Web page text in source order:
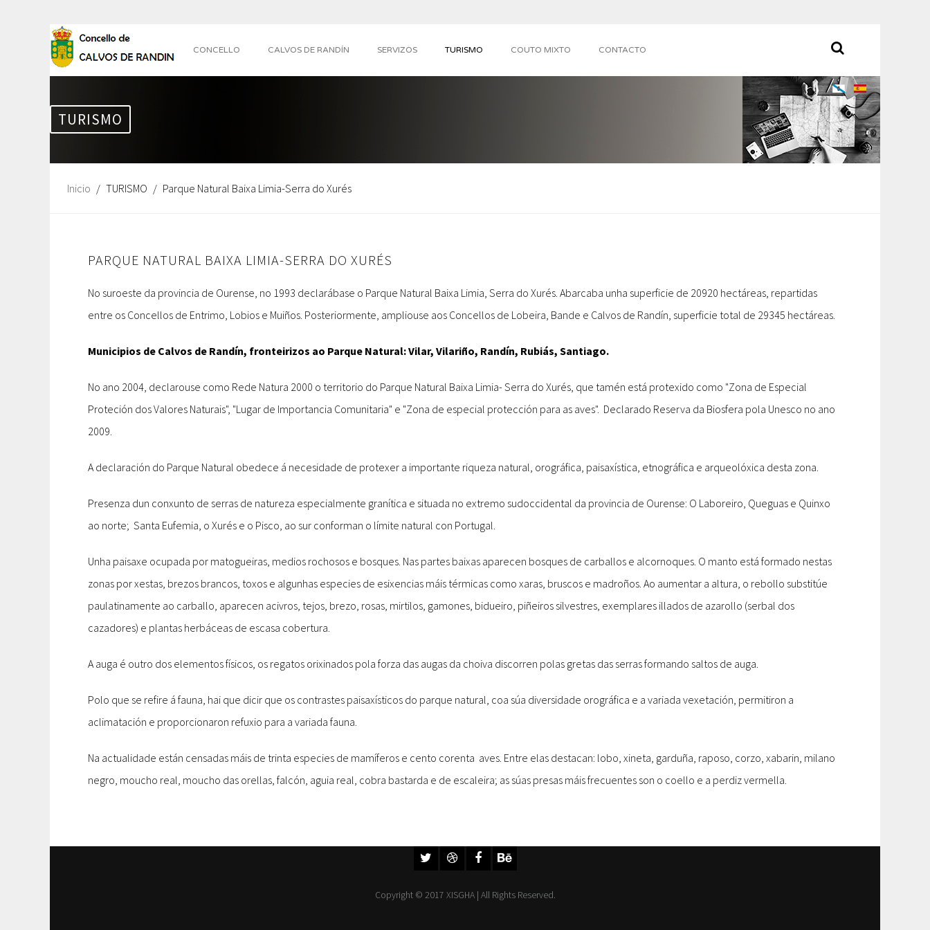
CONCELLO CALVOS DE RANDÍN SERVIZOS TURISMO COUTO MIXTO CONTACTO
TURISMO
Inicio TURISMO Parque Natural Baixa Limia-Serra do Xurés
PARQUE NATURAL BAIXA LIMIA-SERRA DO XURÉS
No suroeste da provincia de Ourense, no 1993 declarábase o Parque Natural Baixa Limia, Serra do Xurés. Abarcaba unha superficie de 20920 hectáreas, repartidas
entre os Concellos de Entrimo, Lobios e Muiños. Posteriormente, ampliouse aos Concellos de Lobeira, Bande e Calvos de Randín, superficie total de 29345 hectáreas.
Municipios de Calvos de Randín, fronteirizos ao Parque Natural: Vilar, Vilariño, Randín, Rubiás, Santiago.
No ano 2004, declarouse como Rede Natura 2000 o territorio do Parque Natural Baixa Limia- Serra do Xurés, que tamén está protexido como "Zona de Especial
Proteción dos Valores Naturais", "Lugar de Importancia Comunitaria" e "Zona de especial protección para as aves". Declarado Reserva da Biosfera pola Unesco no ano
2009.
A declaración do Parque Natural obedece á necesidade de protexer a importante riqueza natural, orográfica, paisaxística, etnográfica e arqueolóxica desta zona.
Presenza dun conxunto de serras de natureza especialmente granítica e situada no extremo sudoccidental da provincia de Ourense: O Laboreiro, Queguas e Quinxo
ao norte; Santa Eufemia, o Xurés e o Pisco, ao sur conforman o límite natural con Portugal.
Unha paisaxe ocupada por matogueiras, medios rochosos e bosques. Nas partes baixas aparecen bosques de carballos e alcornoques. O manto está formado nestas
zonas por xestas, brezos brancos, toxos e algunhas especies de esixencias máis térmicas como xaras, bruscos e madroños. Ao aumentar a altura, o rebollo substitúe
paulatinamente ao carballo, aparecen acivros, tejos, brezo, rosas, mirtilos, gamones, bidueiro, piñeiros silvestres, exemplares illados de azarollo (serbal dos
cazadores) e plantas herbáceas de escasa cobertura.
A auga é outro dos elementos físicos, os regatos orixinados pola forza das augas da choiva discorren polas gretas das serras formando saltos de auga.
Polo que se refire á fauna, hai que dicir que os contrastes paisaxísticos do parque natural, coa súa diversidade orográfica e a variada vexetación, permitiron a
aclimatación e proporcionaron refuxio para a variada fauna.
Na actualidade están censadas máis de trinta especies de mamíferos e cento corenta aves. Entre elas destacan: lobo, xineta, garduña, raposo, corzo, xabarin, milano
negro, moucho real, moucho das orellas, falcón, aguia real, cobra bastarda e de escaleira; as súas presas máis frecuentes son o coello e a perdiz vermella.
Copyright © 2017 XISGHA | All Rights Reserved.